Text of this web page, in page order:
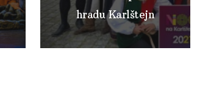
hradu Karlštejn